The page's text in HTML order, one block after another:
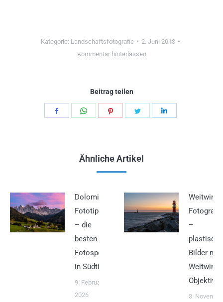
Kategorie: Landschaftsfotografie
2. Juni 2013
Kommentar hinterlassen
Beitrag teilen
Teilen
Teilen
Teilen
Ähnliche Artikel
Dolomiten
Fototipps
– die
besten
Fotospots
in Südtirol
9. Februar
2026
Fotografie
–
plastische
Bilder mit
Objektiv
3.